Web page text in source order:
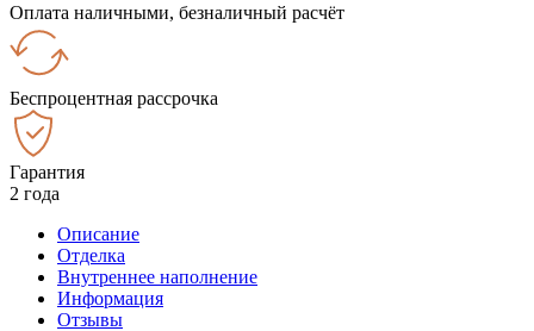
Оплата наличными, безналичный расчёт
Беспроцентная рассрочка
Гарантия
2 года
Описание
Отделка
Внутреннее наполнение
Информация
Отзывы